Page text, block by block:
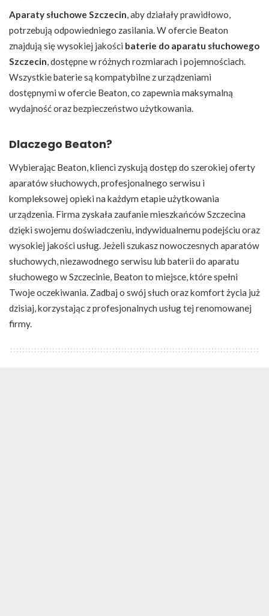
Aparaty słuchowe Szczecin, aby działały prawidłowo,
potrzebują odpowiedniego zasilania. W ofercie Beaton
znajdują się wysokiej jakości baterie do aparatu słuchowego
Szczecin, dostępne w różnych rozmiarach i pojemnościach.
Wszystkie baterie są kompatybilne z urządzeniami
dostępnymi w ofercie Beaton, co zapewnia maksymalną
wydajność oraz bezpieczeństwo użytkowania.
Dlaczego Beaton?
Wybierając Beaton, klienci zyskują dostęp do szerokiej oferty
aparatów słuchowych, profesjonalnego serwisu i
kompleksowej opieki na każdym etapie użytkowania
urządzenia. Firma zyskała zaufanie mieszkańców Szczecina
dzięki swojemu doświadczeniu, indywidualnemu podejściu oraz
wysokiej jakości usług. Jeżeli szukasz nowoczesnych aparatów
słuchowych, niezawodnego serwisu lub baterii do aparatu
słuchowego w Szczecinie, Beaton to miejsce, które spełni
Twoje oczekiwania. Zadbaj o swój słuch oraz komfort życia już
dzisiaj, korzystając z profesjonalnych usług tej renomowanej
firmy.